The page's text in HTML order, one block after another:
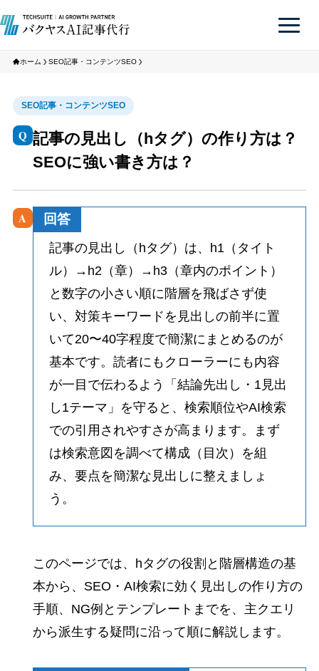
ホーム SEO記事・コンテンツSEO
SEO記事・コンテンツSEO
Q 記事の見出し（hタグ）の作り方は？
SEOに強い書き方は？
A 回答
記事の見出し（hタグ）は、h1（タイト
ル）→h2（章）→h3（章内のポイント）
と数字の小さい順に階層を飛ばさず使
い、対策キーワードを見出しの前半に置
いて20〜40字程度で簡潔にまとめるのが
基本です。読者にもクローラーにも内容
が一目で伝わるよう「結論先出し・1見出
し1テーマ」を守ると、検索順位やAI検索
での引用されやすさが高まります。まず
は検索意図を調べて構成（目次）を組
み、要点を簡潔な見出しに整えましょ
う。
このページでは、hタグの役割と階層構造の基
本から、SEO・AI検索に効く見出しの作り方の
手順、NG例とテンプレートまでを、主クエリ
から派生する疑問に沿って順に解説します。